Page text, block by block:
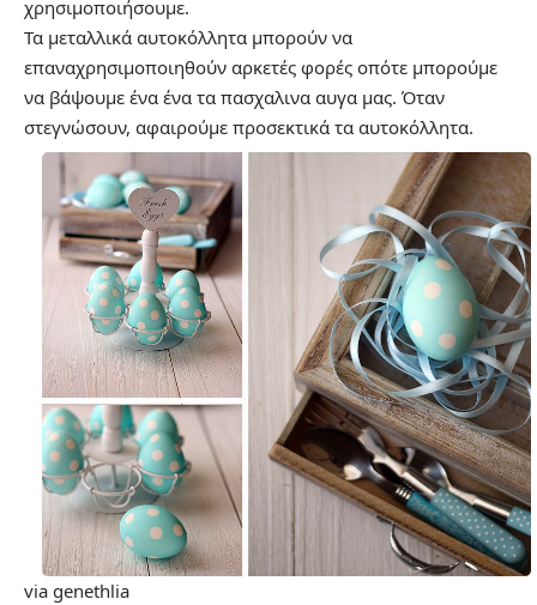
χρησιμοποιήσουμε.
Τα μεταλλικά αυτοκόλλητα μπορούν να
επαναχρησιμοποιηθούν αρκετές φορές οπότε μπορούμε
να βάψουμε ένα ένα τα πασχαλινα αυγα μας. Όταν
στεγνώσουν, αφαιρούμε προσεκτικά τα αυτοκόλλητα.
via genethlia